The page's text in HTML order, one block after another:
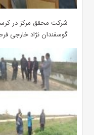
شرکت محقق مرکز در
گوسفندان نژاد خارجی